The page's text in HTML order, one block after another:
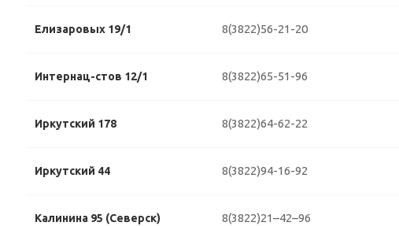
Елизаровых 19/1 8(3822)56-21-20
Интернац-стов 12/1 8(3822)65-51-96
Иркутский 178 8(3822)64-62-22
Иркутский 44 8(3822)94-16-92
Калинина 95 (Северск) 8(3822)21–42–96